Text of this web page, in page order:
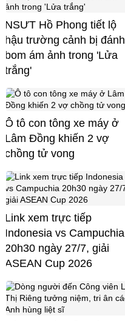
NSƯT Hồ Phong tiết lộ
hậu trường cảnh bị đánh
bom ám ảnh trong 'Lửa
trắng'
Ô tô con tông xe máy ở
Lâm Đồng khiến 2 vợ
chồng tử vong
Link xem trực tiếp
Indonesia vs Campuchia
20h30 ngày 27/7, giải
ASEAN Cup 2026